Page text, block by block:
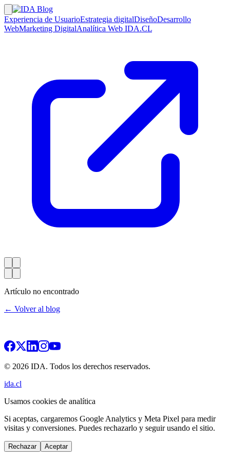
Experiencia de UsuarioEstrategia digitalDiseñoDesarrollo
WebMarketing DigitalAnalítica Web IDA.CL
Artículo no encontrado
← Volver al blog
© 2026 IDA. Todos los derechos reservados.
ida.cl
Usamos cookies de analítica
Si aceptas, cargaremos Google Analytics y Meta Pixel para medir
visitas y conversiones. Puedes rechazarlo y seguir usando el sitio.
Rechazar Aceptar